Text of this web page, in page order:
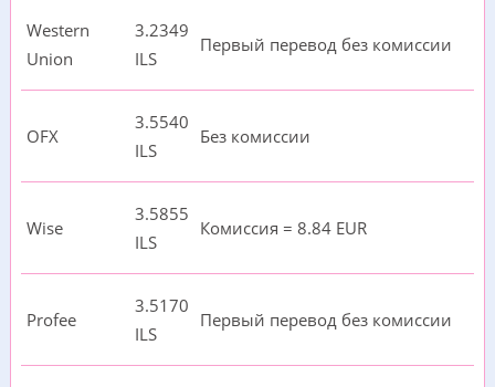
Western
Union
3.2349
ILS
Первый перевод без комиссии
OFX
3.5540
ILS
Без комиссии
Wise
3.5855
ILS
Комиссия = 8.84 EUR
Profee
3.5170
ILS
Первый перевод без комиссии